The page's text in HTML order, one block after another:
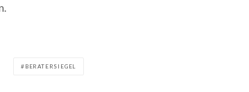
BERATERSIEGEL